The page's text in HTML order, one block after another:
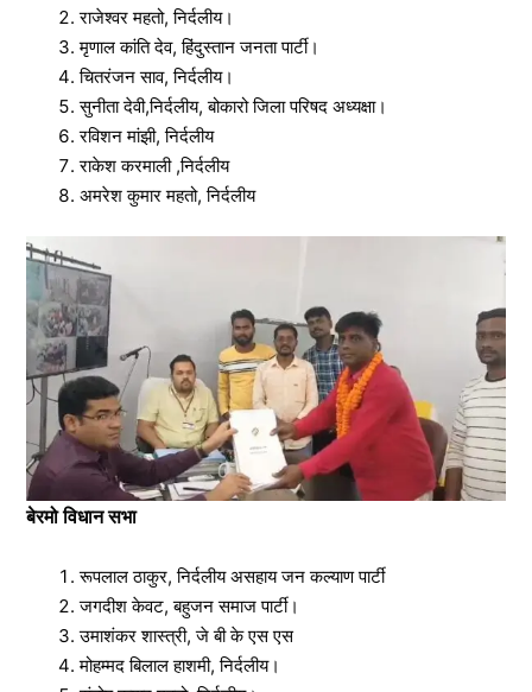
राजेश्वर महतो, निर्दलीय।
मृणाल कांति देव, हिंदुस्तान जनता पार्टी।
चितरंजन साव, निर्दलीय।
सुनीता देवी,निर्दलीय, बोकारो जिला परिषद अध्यक्षा।
रविशन मांझी, निर्दलीय
राकेश करमाली ,निर्दलीय
अमरेश कुमार महतो, निर्दलीय
बेरमो विधान सभा
रूपलाल ठाकुर, निर्दलीय असहाय जन कल्याण पार्टी
जगदीश केवट, बहुजन समाज पार्टी।
उमाशंकर शास्त्री, जे बी के एस एस
मोहम्मद बिलाल हाशमी, निर्दलीय।